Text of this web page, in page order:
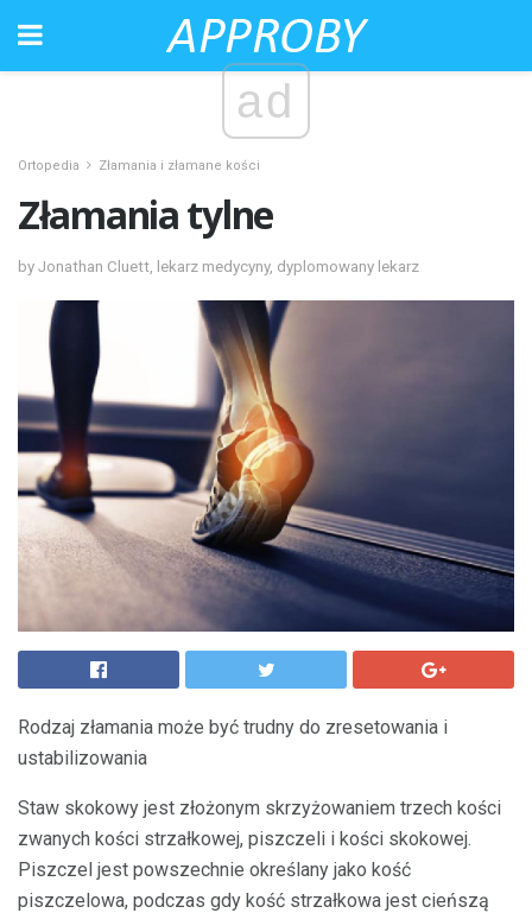
ad
Ortopedia Złamania i złamane kości
Złamania tylne
by Jonathan Cluett, lekarz medycyny, dyplomowany lekarz
Rodzaj złamania może być trudny do zresetowania i
ustabilizowania
Staw skokowy jest złożonym skrzyżowaniem trzech kości
zwanych kości strzałkowej, piszczeli i kości skokowej.
Piszczel jest powszechnie określany jako kość
piszczelowa, podczas gdy kość strzałkowa jest cieńszą